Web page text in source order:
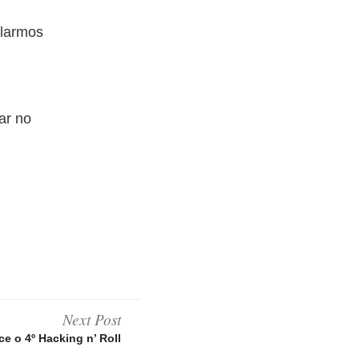
no
Next Post
o 4º Hacking n’ Roll